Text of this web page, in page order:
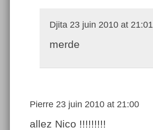
Djita 23 juin 2010 at 21:01
merde
Pierre 23 juin 2010 at 21:00
allez Nico !!!!!!!!!